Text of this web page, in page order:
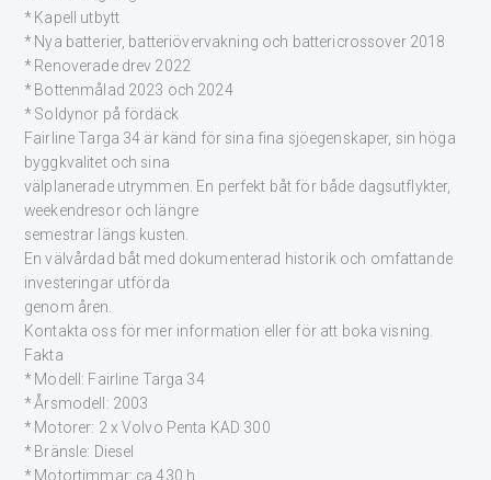
* Kapell utbytt
* Nya batterier, batteriövervakning och battericrossover 2018
* Renoverade drev 2022
* Bottenmålad 2023 och 2024
* Soldynor på fördäck
Fairline Targa 34 är känd för sina fina sjöegenskaper, sin höga
byggkvalitet och sina
välplanerade utrymmen. En perfekt båt för både dagsutflykter,
weekendresor och längre
semestrar längs kusten.
En välvårdad båt med dokumenterad historik och omfattande
investeringar utförda
genom åren.
Kontakta oss för mer information eller för att boka visning.
Fakta
* Modell: Fairline Targa 34
* Årsmodell: 2003
* Motorer: 2 x Volvo Penta KAD 300
* Bränsle: Diesel
* Motortimmar: ca 430 h